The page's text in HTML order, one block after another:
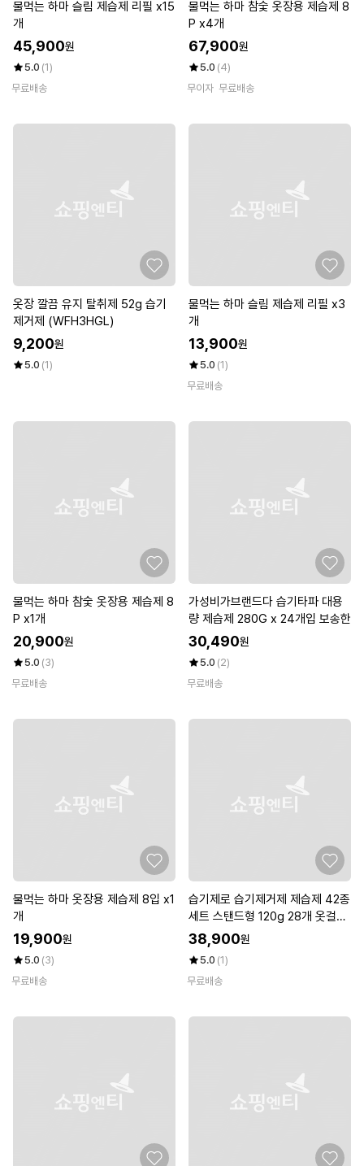
물먹는 하마 슬림 제습제 리필 x15
개
45,900원
5.0 (1)
무료배송
물먹는 하마 참숯 옷장용 제습제 8
P x4개
67,900원
5.0 (4)
무이자 무료배송
옷장 깔끔 유지 탈취제 52g 습기
제거제 (WFH3HGL)
9,200원
5.0 (1)
물먹는 하마 슬림 제습제 리필 x3
개
13,900원
5.0 (1)
무료배송
물먹는 하마 참숯 옷장용 제습제 8
P x1개
20,900원
5.0 (3)
무료배송
가성비가브랜드다 습기타파 대용
량 제습제 280G x 24개입 보송한
30,490원
5.0 (2)
무료배송
물먹는 하마 옷장용 제습제 8입 x1
개
19,900원
5.0 (3)
무료배송
습기제로 습기제거제 제습제 42종
세트 스탠드형 120g 28개 옷걸이
형 150g 14개
38,900원
5.0 (1)
무료배송